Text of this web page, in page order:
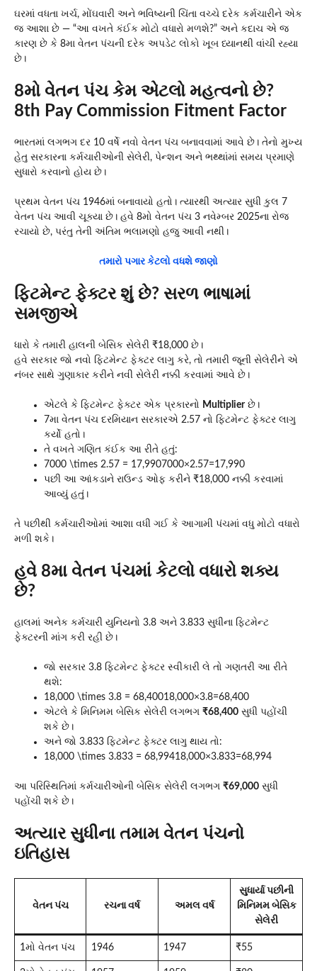
ઘરમાં વધતા ખર્ચ, મોંઘવારી અને ભવિષ્યની ચિંતા વચ્ચે દરેક કર્મચારીને એક
જ આશા છે — “આ વખતે કંઈક મોટો વધારો મળશે?” અને કદાચ એ જ
કારણ છે કે 8મા વેતન પંચની દરેક અપડેટ લોકો ખૂબ ધ્યાનથી વાંચી રહ્યા
છે।
8મો વેતન પંચ કેમ એટલો મહત્વનો છે?
8th Pay Commission Fitment Factor
ભારતમાં લગભગ દર 10 વર્ષે નવો વેતન પંચ બનાવવામાં આવે છે। તેનો મુખ્ય
હેતુ સરકારના કર્મચારીઓની સેલેરી, પેન્શન અને ભથ્થાંમાં સમય પ્રમાણે
સુધારો કરવાનો હોય છે।
પ્રથમ વેતન પંચ 1946માં બનાવાયો હતો। ત્યારથી અત્યાર સુધી કુલ 7
વેતન પંચ આવી ચૂક્યા છે। હવે 8મો વેતન પંચ 3 નવેમ્બર 2025ના રોજ
રચાયો છે, પરંતુ તેની અંતિમ ભલામણો હજુ આવી નથી।
તમારો પગાર કેટલો વધશે જાણો
ફિટમેન્ટ ફેક્ટર શું છે? સરળ ભાષામાં
સમજીએ
ધારો કે તમારી હાલની બેસિક સેલેરી ₹18,000 છે।
હવે સરકાર જો નવો ફિટમેન્ટ ફેક્ટર લાગુ કરે, તો તમારી જૂની સેલેરીને એ
નંબર સાથે ગુણાકાર કરીને નવી સેલેરી નક્કી કરવામાં આવે છે।
એટલે કે ફિટમેન્ટ ફેક્ટર એક પ્રકારનો Multiplierછે।
7મા વેતન પંચ દરમિયાન સરકારએ 2.57 નો ફિટમેન્ટ ફેક્ટર લાગુ
કર્યો હતો।
તે વખતે ગણિત કંઈક આ રીતે હતું:
7000 \times 2.57 = 17,9907000×2.57=17,990
પછી આ આંકડાને રાઉન્ડ ઓફ કરીને ₹18,000 નક્કી કરવામાં
આવ્યું હતું।
તે પછીથી કર્મચારીઓમાં આશા વધી ગઈ કે આગામી પંચમાં વધુ મોટો વધારો
મળી શકે।
હવે 8મા વેતન પંચમાં કેટલો વધારો શક્ય
છે?
હાલમાં અનેક કર્મચારી યુનિયનો 3.8 અને 3.833 સુધીના ફિટમેન્ટ
ફેક્ટરની માંગ કરી રહી છે।
જો સરકાર 3.8 ફિટમેન્ટ ફેક્ટર સ્વીકારી લે તો ગણતરી આ રીતે
થશે:
18,000 \times 3.8 = 68,40018,000×3.8=68,400
એટલે કે મિનિમમ બેસિક સેલેરી લગભગ ₹68,400 સુધી પહોંચી
શકે છે।
અને જો 3.833 ફિટમેન્ટ ફેક્ટર લાગુ થાય તો:
18,000 \times 3.833 = 68,99418,000×3.833=68,994
આ પરિસ્થિતિમાં કર્મચારીઓની બેસિક સેલેરી લગભગ ₹69,000 સુધી
પહોંચી શકે છે।
અત્યાર સુધીના તમામ વેતન પંચનો
ઇતિહાસ
વેતન પંચ રચના વર્ષ અમલ વર્ષ
સુધાર્યા પછીની
મિનિમમ બેસિક
સેલેરી
1મો વેતન પંચ 1946 1947 ₹55